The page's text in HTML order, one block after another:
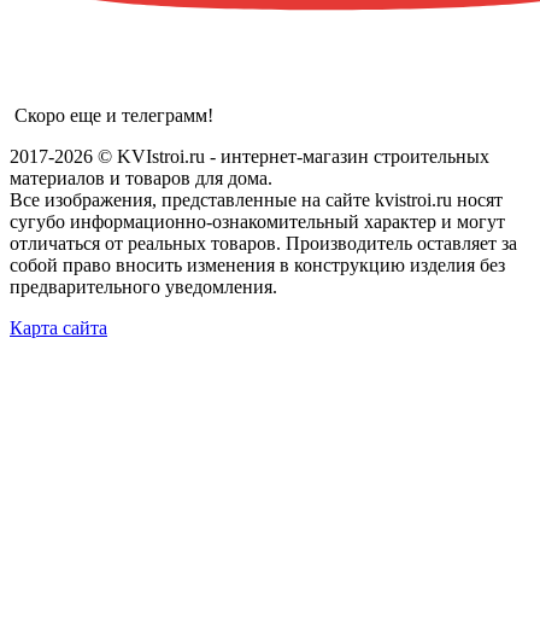
Скоро еще и телеграмм!
2017-2026 © KVIstroi.ru - интернет-магазин строительных
материалов и товаров для дома.
Все изображения, представленные на сайте kvistroi.ru носят
сугубо информационно-ознакомительный характер и могут
отличаться от реальных товаров. Производитель оставляет за
собой право вносить изменения в конструкцию изделия без
предварительного уведомления.
Карта сайта